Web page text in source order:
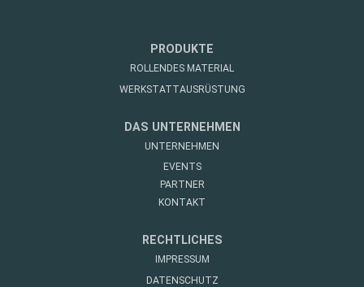
PRODUKTE
ROLLENDES MATERIAL
WERKSTATTAUSRÜSTUNG
DAS UNTERNEHMEN
UNTERNEHMEN
EVENTS
PARTNER
KONTAKT
RECHTLICHES
IMPRESSUM
DATENSCHUTZ